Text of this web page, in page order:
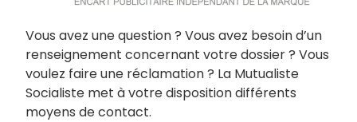
Vous avez une question ? Vous avez besoin d’un
renseignement concernant votre dossier ? Vous
voulez faire une réclamation ? La Mutualiste
Socialiste met à votre disposition différents
moyens de contact.